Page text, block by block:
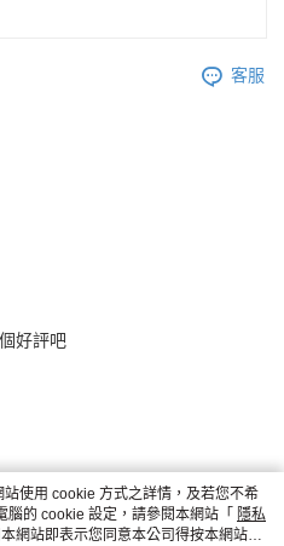
客服
好評吧
使用 cookie 方式之詳情，及若您不希
的 cookie 設定，請參閱本網站「 隱私
網站即表示您同意本公司得按本網站使